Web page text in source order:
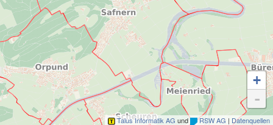
+
-
Talus Informatik AG und RSW AG | Datenquellen